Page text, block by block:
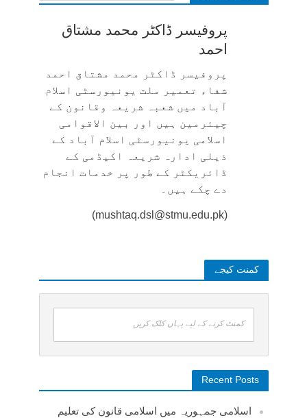
پروفیسر ڈاکٹر محمد مشتاق
احمد
پروفیسر ڈاکٹر محمد مشتاق احمد
شفاء تعمیر ملت یونیورسٹی اسلام
آباد میں شعبہ شریعہ وقانون کے
چیئرمین ہیں اور بین الاقوامی
اسلامی یونیورسٹی اسلام آباد کے
ذیلی ادارہ شریعہ اکیڈمی کے
ڈائریکٹر کے طور پر خدمات انجام
دے چکے ہیں۔
(mushtaq.dsl@stmu.edu.pk)
کمنت کیجے
کمنٹ کرنے کے لیے یہاں کلک کریں
Recent Posts
اسلامی جمہوریہ میں اسلامی قانون کی تعلیم